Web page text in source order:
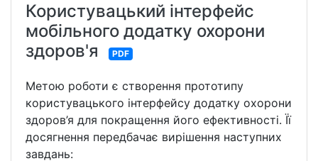
Користувацький інтерфейс
мобільного додатку охорони
здоров'я
PDF
Метою роботи є створення прототипу
користувацького інтерфейсу додатку охорони
здоров’я для покращення його ефективності. Її
досягнення передбачає вирішення наступних
завдань: